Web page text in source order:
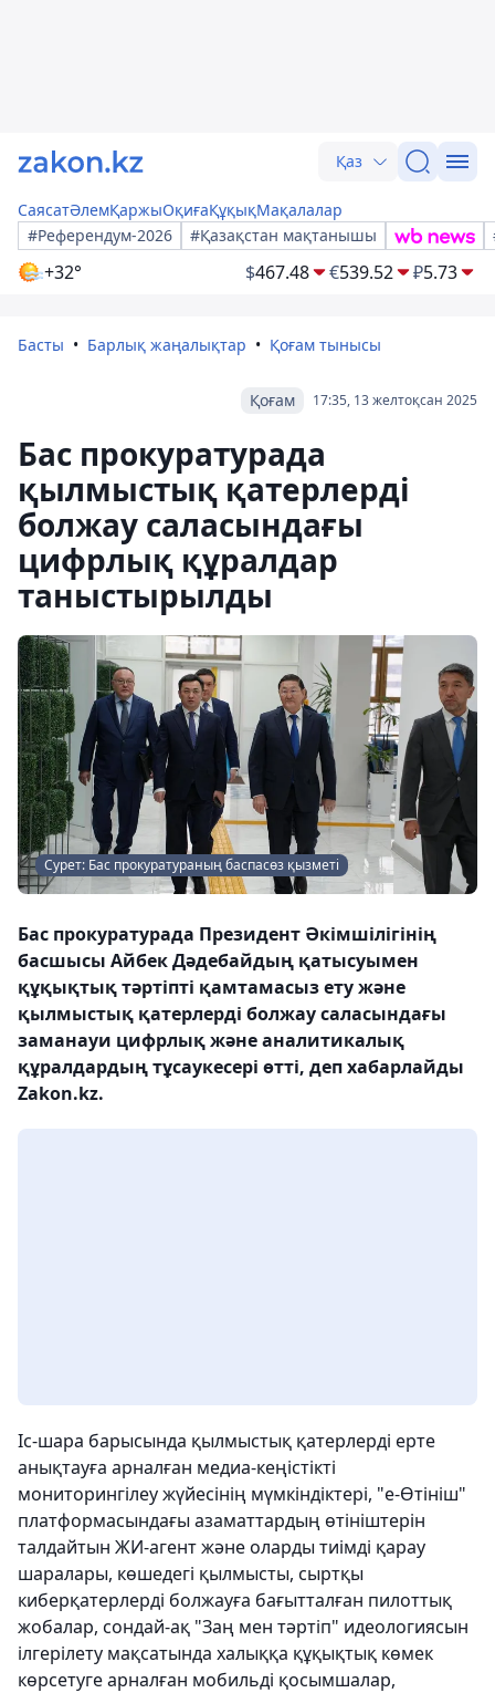
Қаз
СаясатӘлемҚаржыОқиғаҚұқықМақалалар
#Референдум-2026
#Қазақстан мақтанышы
+32° $467.48 €539.52 ₽5.73
Басты Барлық жаңалықтар Қоғам тынысы
17:35, 13 желтоқсан 2025
Қоғам
Бас прокуратурада
қылмыстық қатерлерді
болжау саласындағы
цифрлық құралдар
таныстырылды
Сурет: Бас прокуратураның баспасөз қызметі
Бас прокуратурада Президент Әкімшілігінің
басшысы Айбек Дәдебайдың қатысуымен
құқықтық тәртіпті қамтамасыз ету және
қылмыстық қатерлерді болжау саласындағы
заманауи цифрлық және аналитикалық
құралдардың тұсаукесері өтті, деп хабарлайды
Zakon.kz.
Іс-шара барысында қылмыстық қатерлерді ерте
анықтауға арналған медиа-кеңістікті
мониторингілеу жүйесінің мүмкіндіктері, "e-Өтініш"
платформасындағы азаматтардың өтініштерін
талдайтын ЖИ-агент және оларды тиімді қарау
шаралары, көшедегі қылмысты, сыртқы
киберқатерлерді болжауға бағытталған пилоттық
жобалар, сондай-ақ "Заң мен тәртіп" идеологиясын
ілгерілету мақсатында халыққа құқықтық көмек
көрсетуге арналған мобильді қосымшалар,